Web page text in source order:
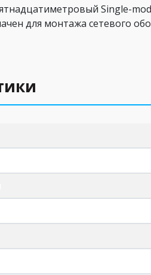
Single-
для монтажа сетевого